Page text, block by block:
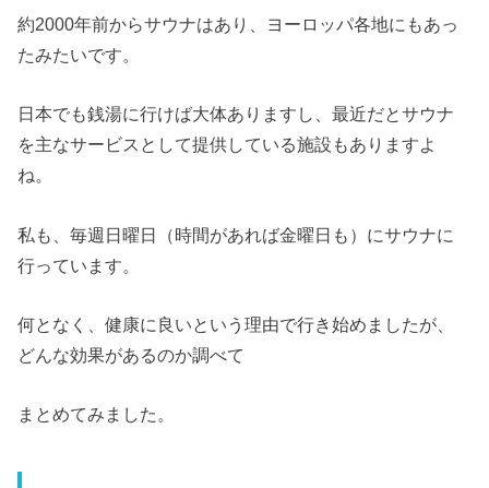
約2000年前からサウナはあり、ヨーロッパ各地にもあっ
たみたいです。
日本でも銭湯に行けば大体ありますし、最近だとサウナ
を主なサービスとして提供している施設もありますよ
ね。
私も、毎週日曜日（時間があれば金曜日も）にサウナに
行っています。
何となく、健康に良いという理由で行き始めましたが、
どんな効果があるのか調べて
まとめてみました。